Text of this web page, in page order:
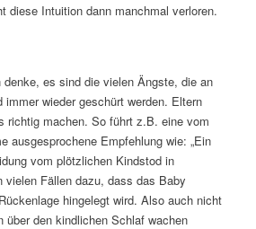
diese Intuition dann manchmal verloren.
es sind die vielen Ängste, die an
immer wieder geschürt werden. Eltern
richtig machen. So führt z.B. eine vom
ausgesprochene Empfehlung wie: „Ein
vom plötzlichen Kindstod in
vielen Fällen dazu, dass das Baby
hingelegt wird. Also auch nicht
über den kindlichen Schlaf wachen